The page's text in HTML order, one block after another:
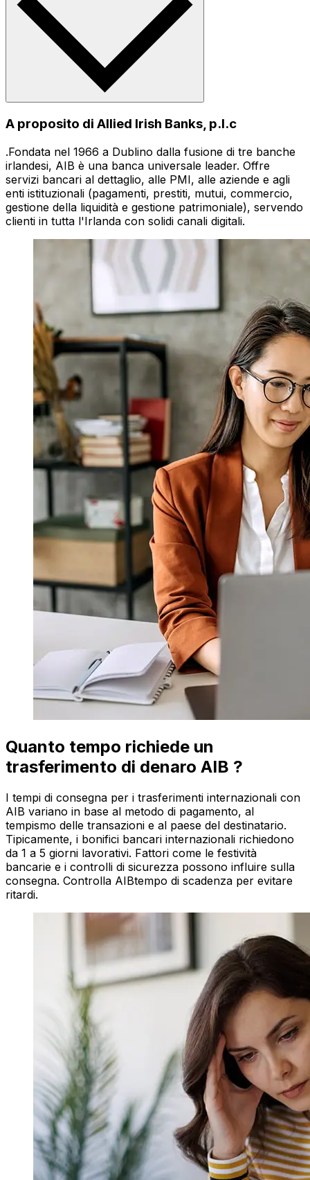
A proposito di Allied Irish Banks, p.l.c
.Fondata nel 1966 a Dublino dalla fusione di tre banche
irlandesi, AIB è una banca universale leader. Offre
servizi bancari al dettaglio, alle PMI, alle aziende e agli
enti istituzionali (pagamenti, prestiti, mutui, commercio,
gestione della liquidità e gestione patrimoniale), servendo
clienti in tutta l'Irlanda con solidi canali digitali.
Quanto tempo richiede un
trasferimento di denaro AIB ?
I tempi di consegna per i trasferimenti internazionali con
AIB variano in base al metodo di pagamento, al
tempismo delle transazioni e al paese del destinatario.
Tipicamente, i bonifici bancari internazionali richiedono
da 1 a 5 giorni lavorativi. Fattori come le festività
bancarie e i controlli di sicurezza possono influire sulla
consegna. Controlla AIBtempo di scadenza per evitare
ritardi.